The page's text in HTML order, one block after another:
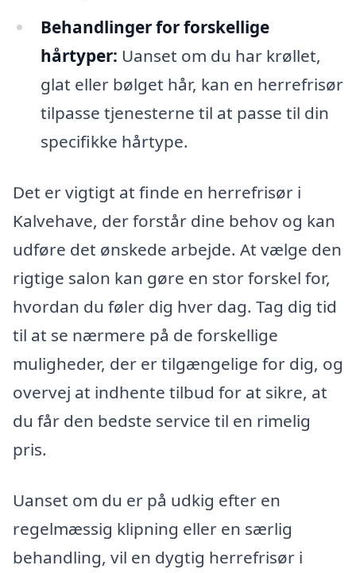
Behandlinger for forskellige
hårtyper: Uanset om du har krøllet,
glat eller bølget hår, kan en herrefrisør
tilpasse tjenesterne til at passe til din
specifikke hårtype.
Det er vigtigt at finde en herrefrisør i
Kalvehave, der forstår dine behov og kan
udføre det ønskede arbejde. At vælge den
rigtige salon kan gøre en stor forskel for,
hvordan du føler dig hver dag. Tag dig tid
til at se nærmere på de forskellige
muligheder, der er tilgængelige for dig, og
overvej at indhente tilbud for at sikre, at
du får den bedste service til en rimelig
pris.
Uanset om du er på udkig efter en
regelmæssig klipning eller en særlig
behandling, vil en dygtig herrefrisør i